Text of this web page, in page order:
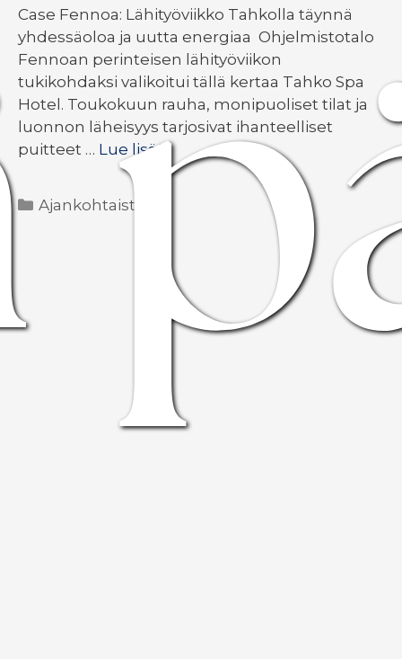
Case Fennoa: Lähityöviikko Tahkolla täynnä
yhdessäoloa ja uutta energiaa Ohjelmistotalo
Fennoan perinteisen lähityöviikon
tukikohdaksi valikoitui tällä kertaa Tahko Spa
Hotel. Toukokuun rauha, monipuoliset tilat ja
luonnon läheisyys tarjosivat ihanteelliset
puitteet … Lue lisää
Kategoriat
Ajankohtaista